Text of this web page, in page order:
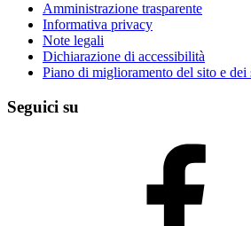
Amministrazione trasparente
Informativa privacy
Note legali
Dichiarazione di accessibilità
Piano di miglioramento del sito e dei
Seguici su